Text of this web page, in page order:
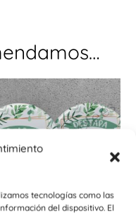
tecnologías como las
del dispositivo. El